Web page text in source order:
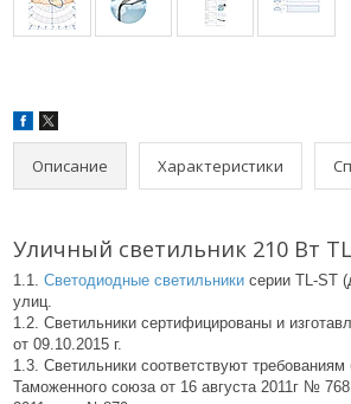
Описание Характеристики
Уличный светильник 210 Вт
1.1. Светодиодные светильники серии TL-ST
улиц.
1.2. Светильники сертифицированы и
от 09.10.2015 г.
1.3. Светильники соответствуют
Таможенного союза от 16 августа 2011г №